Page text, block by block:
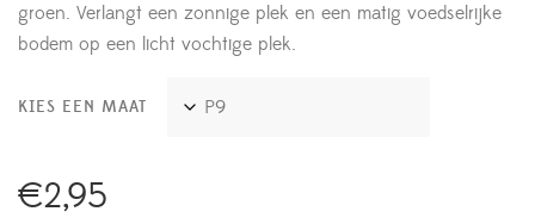
groen. Verlangt een zonnige plek en een matig voedselrijke
bodem op een licht vochtige plek.
KIES EEN MAAT
€2,95